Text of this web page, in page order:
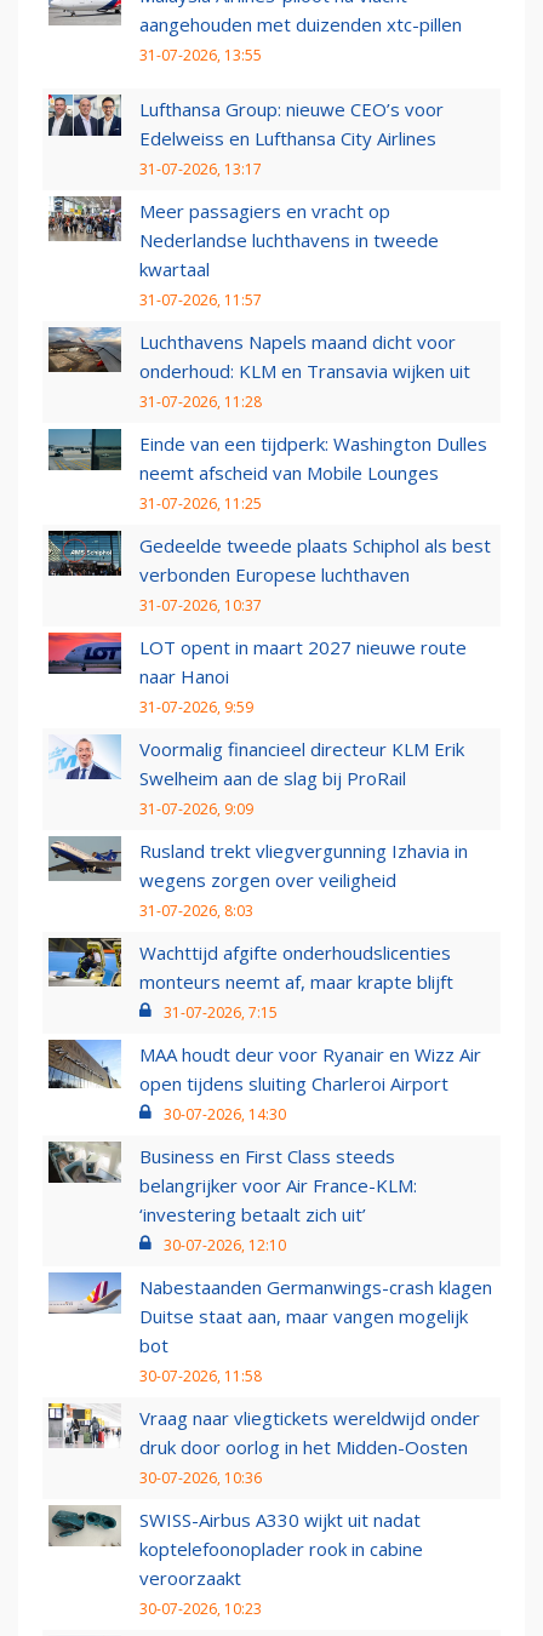
aangehouden met duizenden xtc-pillen
31-07-2026, 13:55
Lufthansa Group: nieuwe CEO’s voor
Edelweiss en Lufthansa City Airlines
31-07-2026, 13:17
Meer passagiers en vracht op
Nederlandse luchthavens in tweede
kwartaal
31-07-2026, 11:57
Luchthavens Napels maand dicht voor
onderhoud: KLM en Transavia wijken uit
31-07-2026, 11:28
Einde van een tijdperk: Washington Dulles
neemt afscheid van Mobile Lounges
31-07-2026, 11:25
Gedeelde tweede plaats Schiphol als best
verbonden Europese luchthaven
31-07-2026, 10:37
LOT opent in maart 2027 nieuwe route
naar Hanoi
31-07-2026, 9:59
Voormalig financieel directeur KLM Erik
Swelheim aan de slag bij ProRail
31-07-2026, 9:09
Rusland trekt vliegvergunning Izhavia in
wegens zorgen over veiligheid
31-07-2026, 8:03
Wachttijd afgifte onderhoudslicenties
monteurs neemt af, maar krapte blijft
31-07-2026, 7:15
MAA houdt deur voor Ryanair en Wizz Air
open tijdens sluiting Charleroi Airport
30-07-2026, 14:30
Business en First Class steeds
belangrijker voor Air France-KLM:
‘investering betaalt zich uit’
30-07-2026, 12:10
Nabestaanden Germanwings-crash klagen
Duitse staat aan, maar vangen mogelijk
bot
30-07-2026, 11:58
Vraag naar vliegtickets wereldwijd onder
druk door oorlog in het Midden-Oosten
30-07-2026, 10:36
SWISS-Airbus A330 wijkt uit nadat
koptelefoonoplader rook in cabine
veroorzaakt
30-07-2026, 10:23